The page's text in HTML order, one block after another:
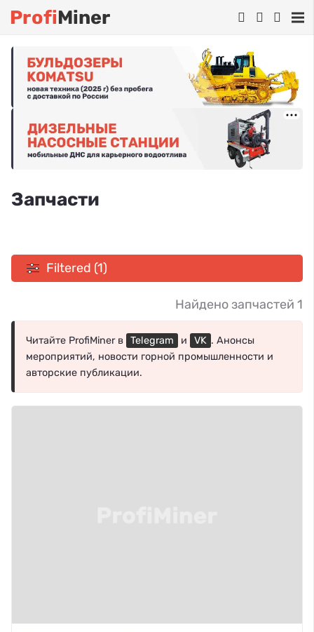
ProfiMiner
Запчасти
Filtered (1)
Найдено запчастей 1
Читайте ProfiMiner в Telegram и VK . Анонсы
мероприятий, новости горной промышленности и
авторские публикации.